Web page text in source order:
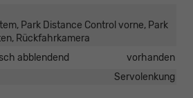
Park Distance Control vorne, Park
Rückfahrkamera
abblendend
vorhanden
Servolenkung